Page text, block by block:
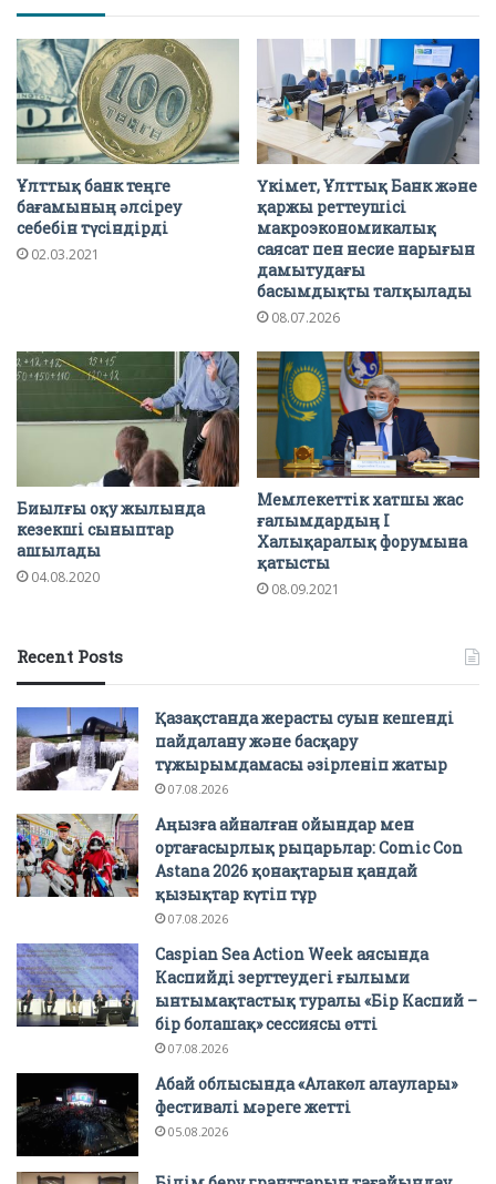
Ұлттық банк теңге
бағамының әлсіреу
себебін түсіндірді
02.03.2021
Үкімет, Ұлттық Банк және
қаржы реттеушісі
макроэкономикалық
саясат пен несие нарығын
дамытудағы
басымдықты талқылады
08.07.2026
Биылғы оқу жылында
кезекші сыныптар
ашылады
04.08.2020
Мемлекеттік хатшы жас
ғалымдардың І
Халықаралық форумына
қатысты
08.09.2021
Recent Posts
Қазақстанда жерасты суын кешенді
пайдалану және басқару
тұжырымдамасы әзірленіп жатыр
07.08.2026
Аңызға айналған ойындар мен
ортағасырлық рыцарьлар: Comic Con
Astana 2026 қонақтарын қандай
қызықтар күтіп тұр
07.08.2026
Caspian Sea Action Week аясында
Каспийді зерттеудегі ғылыми
ынтымақтастық туралы «Бір Каспий –
бір болашақ» сессиясы өтті
07.08.2026
Абай облысында «Алакөл алаулары»
фестивалі мәреге жетті
05.08.2026